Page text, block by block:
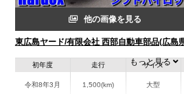
他の画像を見る
東広島ヤード/有限会社 西部自動車部品(広島
初年度
令和8年3月
走行
1,500(km)
サイズ
大型
もっと見る